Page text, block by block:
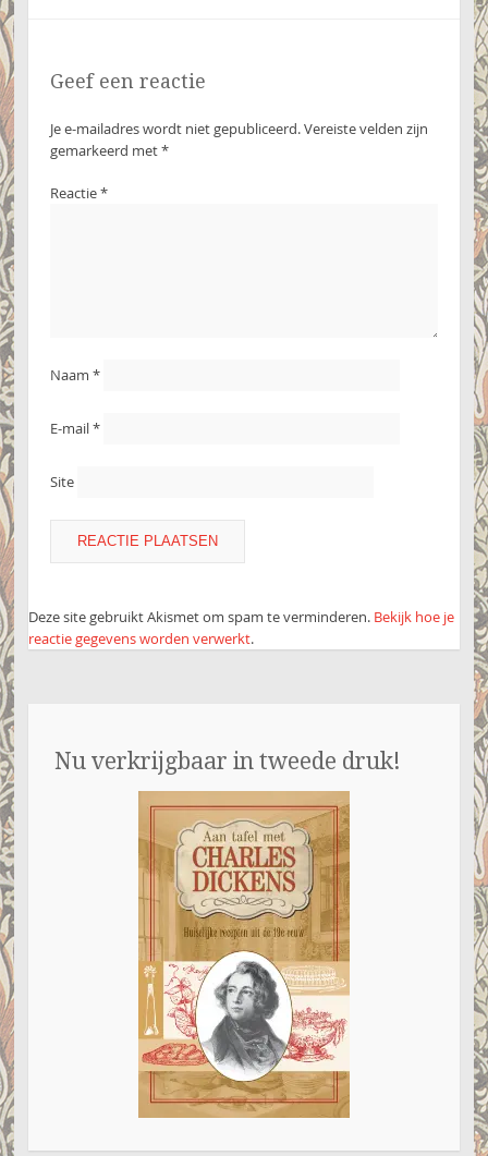
Geef een reactie
Je e-mailadres wordt niet gepubliceerd.Vereiste velden zijn
gemarkeerd met*
Reactie*
Naam *
E-mail*
Site
Deze site gebruikt Akismet om spam te verminderen. Bekijk hoe je
reactie gegevens worden verwerkt.
Nu verkrijgbaar in tweede druk!